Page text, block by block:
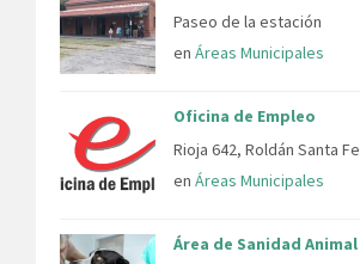
Paseo de la estación
en Áreas Municipales
Oficina de Empleo
Rioja 642, Roldán Santa Fe
en Áreas Municipales
Área de Sanidad Animal